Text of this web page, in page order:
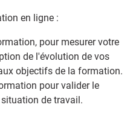
en ligne :
pour mesurer votre
de l'évolution de vos
objectifs de la formation.
pour valider le
de travail.